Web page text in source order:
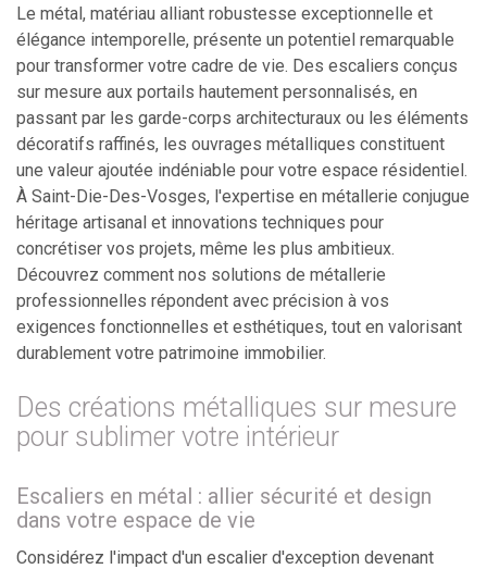
Le métal, matériau alliant robustesse exceptionnelle et
élégance intemporelle, présente un potentiel remarquable
pour transformer votre cadre de vie. Des escaliers conçus
sur mesure aux portails hautement personnalisés, en
passant par les garde-corps architecturaux ou les éléments
décoratifs raffinés, les ouvrages métalliques constituent
une valeur ajoutée indéniable pour votre espace résidentiel.
À Saint-Die-Des-Vosges, l'expertise en métallerie conjugue
héritage artisanal et innovations techniques pour
concrétiser vos projets, même les plus ambitieux.
Découvrez comment nos solutions de métallerie
professionnelles répondent avec précision à vos
exigences fonctionnelles et esthétiques, tout en valorisant
durablement votre patrimoine immobilier.
Des créations métalliques sur mesure
pour sublimer votre intérieur
Escaliers en métal : allier sécurité et design
dans votre espace de vie
Considérez l'impact d'un escalier d'exception devenant